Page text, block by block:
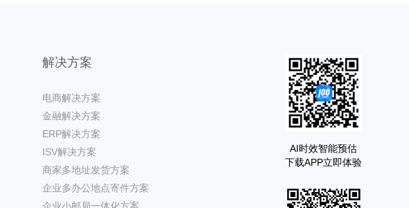
解决方案
电商解决方案
金融解决方案
ERP解决方案
ISV解决方案
商家多地址发货方案
企业多办公地点寄件方案
AI时效智能预估
下载APP立即体验